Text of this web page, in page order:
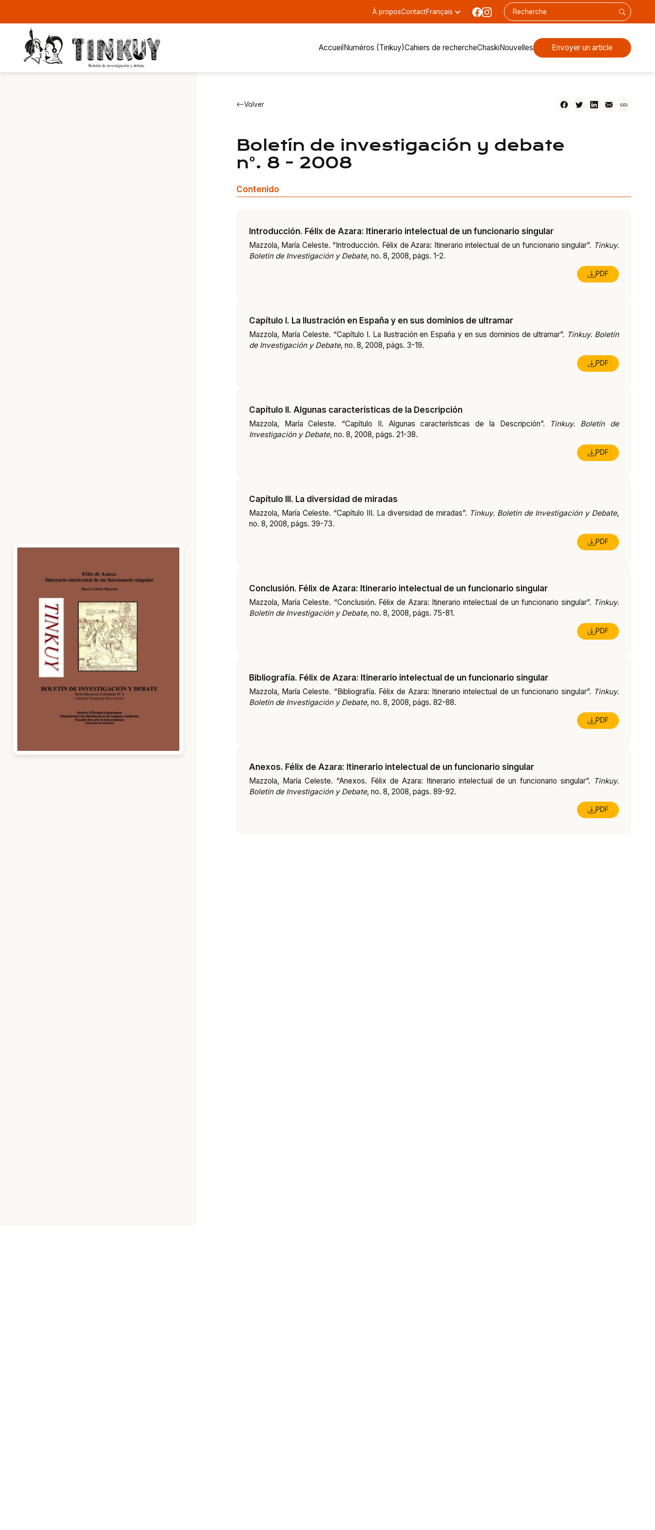
À proposContactFrançais
AccueilNuméros (Tinkuy)Cahiers de rechercheChaskiNouvelles Envoyer un article
Volver
Boletín de investigación y debate
n°. 8 - 2008
Contenido
Introducción. Félix de Azara: Itinerario intelectual de un funcionario singular
Mazzola, María Celeste. “Introducción. Félix de Azara: Itinerario intelectual de un funcionario singular”. Tinkuy.
Boletín de Investigación y Debate, no. 8, 2008, págs. 1-2.
PDF
Capítulo I. La Ilustración en España y en sus dominios de ultramar
Mazzola, María Celeste. “Capítulo I. La Ilustración en España y en sus dominios de ultramar”. Tinkuy. Boletín
de Investigación y Debate, no. 8, 2008, págs. 3-19.
PDF
Capítulo II. Algunas características de la Descripción
Mazzola, María Celeste. “Capítulo II. Algunas características de la Descripción”.
Tinkuy. Boletín de
Investigación y Debate, no. 8, 2008, págs. 21-38.
PDF
Capítulo III. La diversidad de miradas
Mazzola, María Celeste. “Capítulo III. La diversidad de miradas”. Tinkuy. Boletín de Investigación y Debate,
no. 8, 2008, págs. 39-73.
PDF
Conclusión. Félix de Azara: Itinerario intelectual de un funcionario singular
Mazzola, María Celeste. “Conclusión. Félix de Azara: Itinerario intelectual de un funcionario singular”. Tinkuy.
Boletín de Investigación y Debate, no. 8, 2008, págs. 75-81.
PDF
Bibliografía. Félix de Azara: Itinerario intelectual de un funcionario singular
Mazzola, María Celeste. “Bibliografía. Félix de Azara: Itinerario intelectual de un funcionario singular”. Tinkuy.
Boletín de Investigación y Debate, no. 8, 2008, págs. 82-88.
PDF
Anexos. Félix de Azara: Itinerario intelectual de un funcionario singular
Mazzola, María Celeste. “Anexos. Félix de Azara: Itinerario intelectual de un funcionario singular”. Tinkuy.
Boletín de Investigación y Debate, no. 8, 2008, págs. 89-92.
PDF